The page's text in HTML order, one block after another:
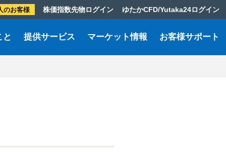
のお客様 株価指数先物ログイン ゆたかCFD/Yutaka24ログイン
と 提供サービス マーケット情報 お客様サポート